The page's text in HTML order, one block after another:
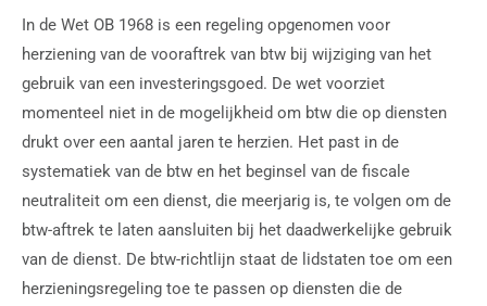
In de Wet OB 1968 is een regeling opgenomen voor
herziening van de vooraftrek van btw bij wijziging van het
gebruik van een investeringsgoed. De wet voorziet
momenteel niet in de mogelijkheid om btw die op diensten
drukt over een aantal jaren te herzien. Het past in de
systematiek van de btw en het beginsel van de fiscale
neutraliteit om een dienst, die meerjarig is, te volgen om de
btw-aftrek te laten aansluiten bij het daadwerkelijke gebruik
van de dienst. De btw-richtlijn staat de lidstaten toe om een
herzieningsregeling toe te passen op diensten die de